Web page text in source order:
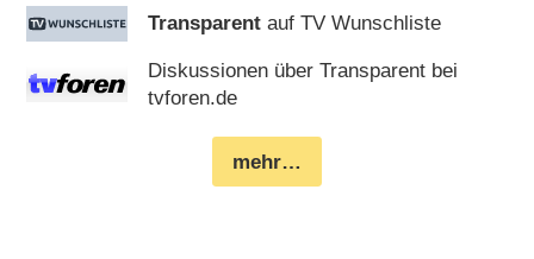
Transparent auf TV Wunschliste
Diskussionen über Transparent bei
tvforen.de
mehr…